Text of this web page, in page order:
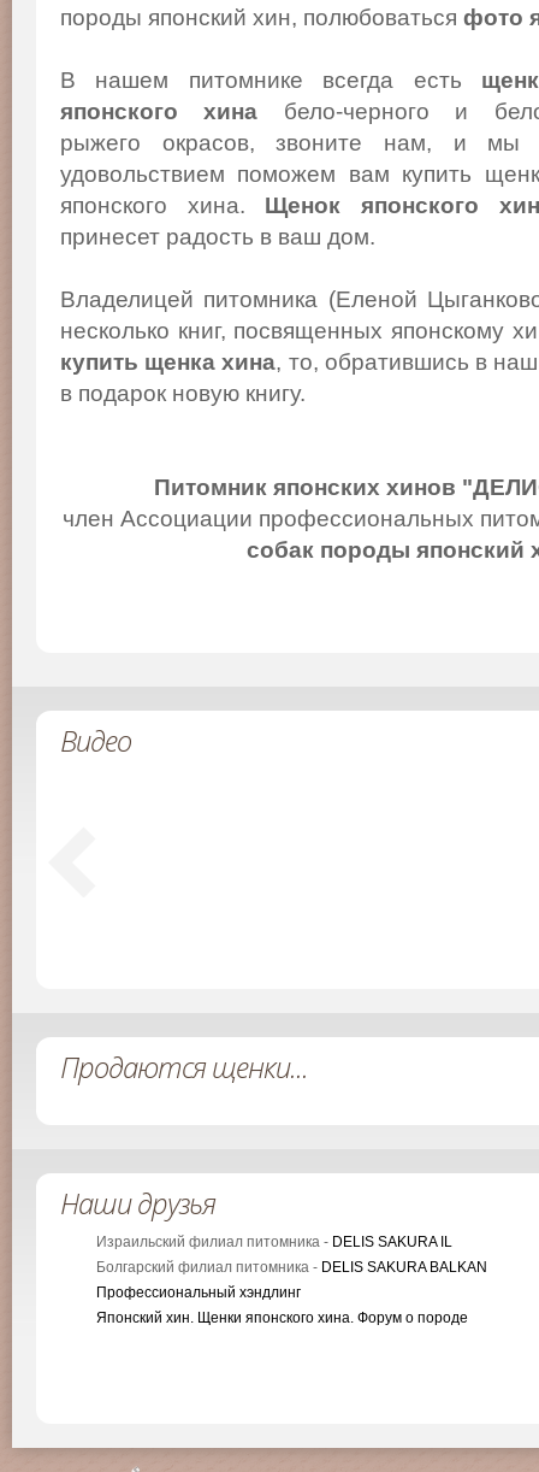
породы японский хин, полюбоваться фото
В нашем питомнике всегда есть
японского хина бело-черного и
рыжего окрасов, звоните нам, и мы
удовольствием поможем вам купить
японского хина. Щенок японского
принесет радость в ваш дом.
Владелицей питомника (Еленой
несколько книг, посвященных японскому
купить щенка хина, то, обратившись в
в подарок новую книгу.
Питомник японских хинов
член Ассоциации профессиональных
собак породы японский
Видео
Продаются щенки...
Наши друзья
Израильский филиал питомника - DELIS SAKURA IL
Болгарский филиал питомника - DELIS SAKURA BALKAN
Профессиональный хэндлинг
Японский хин. Щенки японского хина. Форум о породе